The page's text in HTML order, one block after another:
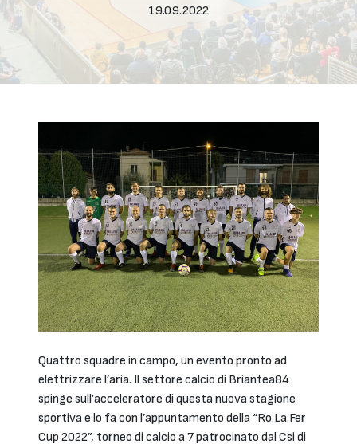
19.09.2022
Quattro squadre in campo, un evento pronto ad
elettrizzare l’aria. Il settore calcio di Briantea84
spinge sull’acceleratore di questa nuova stagione
sportiva e lo fa con l’appuntamento della “Ro.La.Fer
Cup 2022”, torneo di calcio a 7 patrocinato dal Csi di